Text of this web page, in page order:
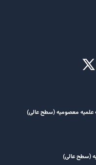
معصومیه‌ (سطح عالی)
(سطح عالی)